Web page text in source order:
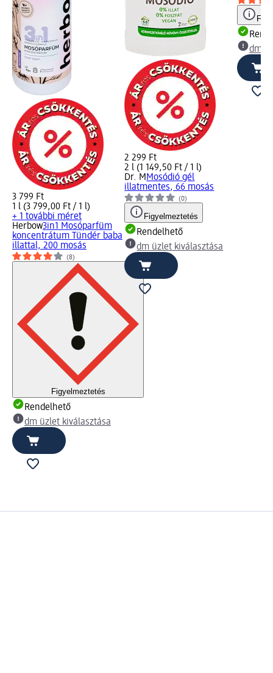
3 799 Ft
1 l (3 799,00 Ft / 1 l)
+ 1 további méret
Herbow3in1 Mosóparfüm
koncentrátum Tündér baba
illattal, 200 mosás
(8)
Figyelmeztetés
Rendelhető
dm üzlet kiválasztása
2 299 Ft
2 l (1 149,50 Ft / 1 l)
Dr. MMosódió gél
illatmentes, 66 mosás
(0)
Figyelmeztetés
Rendelhető
dm üzlet kiválasztása
dm